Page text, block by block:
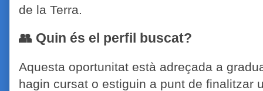
de la Terra.
👥 Quin és el perfil buscat?
Aquesta oportunitat està adreçada a
hagin cursat o estiguin a punt de finalitzar